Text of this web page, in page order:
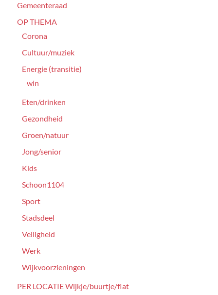
Gemeenteraad
OP THEMA
Corona
Cultuur/muziek
Energie (transitie)
win
Eten/drinken
Gezondheid
Groen/natuur
Jong/senior
Kids
Schoon1104
Sport
Stadsdeel
Veiligheid
Werk
Wijkvoorzieningen
PER LOCATIE Wijkje/buurtje/flat